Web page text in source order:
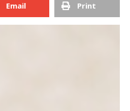
Email Print